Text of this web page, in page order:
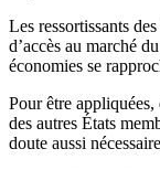
Les ressortissants
d’accès au marché
économies se
Pour être
des autres États
doute aussi